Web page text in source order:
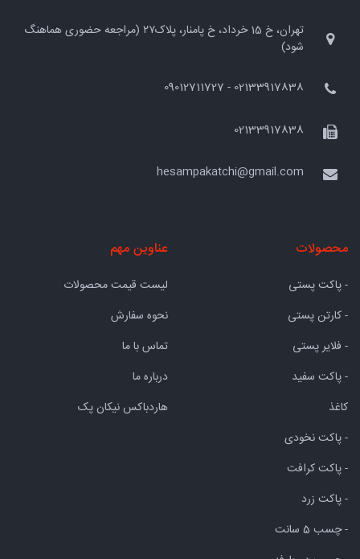
تهران، خ 15 خرداد، خ پامنار، پلاک۲۷ (مراجعه حضوری هماهنگ
شود)
02133917838 - 09012711727
02133917838
hesampakatchi@gmail.com
محصولات
- پاکت پستی
- کارتن پستی
- فلایر پستی
- پاکت سفید
کاغذ
- پاکت نخودی
- پاکت کرافت
- پاکت زرد
- چسب 5 سانت
عناوین مهم
لیست قیمت محصولات
نحوه سفارش
تماس با ما
درباره ما
هاردباکس نیکان پک